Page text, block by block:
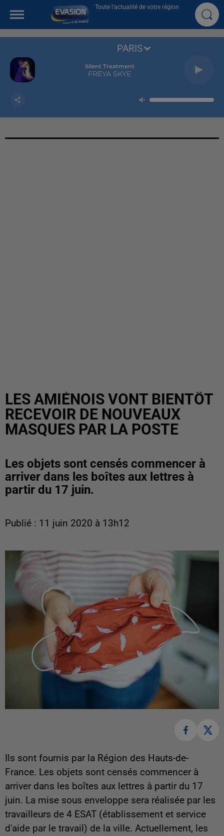
Toute l'actualité de votre région
Silent Treatment
FREYA SKYE
PARIS
LES AMIÉNOIS VONT BIENTÔT
RECEVOIR DE NOUVEAUX
MASQUES PAR LA POSTE
Les objets sont censés commencer à
arriver dans les boîtes aux lettres à
partir du 17 juin.
Publié : 11 juin 2020 à 13h12
Ils sont fournis par la Région des Hauts-de-
France. Les objets sont censés commencer à
arriver dans les boîtes aux lettres à partir du 17
juin. La mise sous enveloppe sera réalisée par les
travailleurs de 4 ESAT (établissement et service
d'aide par le travail) de la ville. Actuellement, les